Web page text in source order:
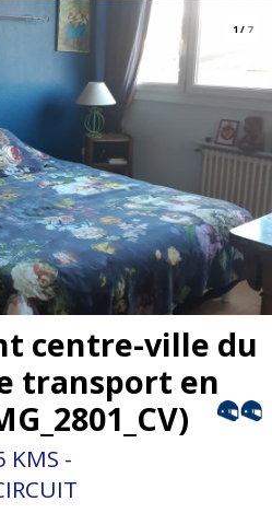
1/ 7
centre-ville du
transport en
)
KMS